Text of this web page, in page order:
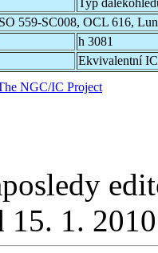
559-SC008, OCL 616,
h 3081
Ekvivalentní
NGC/IC Project
15. 1.